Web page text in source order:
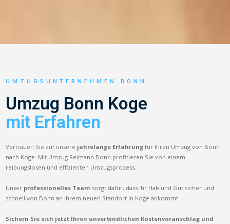
UMZUGSUNTERNEHMEN BONN
Umzug Bonn Koge
mit Erfahren
Vertrauen Sie auf unsere jahrelange Erfahrung für Ihren Umzug von Bonn
nach Koge. Mit Umzug Reimann Bonn profitieren Sie von einem
reibungslosen und effizienten Umzugsprozess.
Unser professionelles Team sorgt dafür, dass Ihr Hab und Gut sicher und
schnell von Bonn an Ihrem neuen Standort in Koge ankommt.
Sichern Sie sich jetzt Ihren unverbindlichen Kostenvoranschlag und